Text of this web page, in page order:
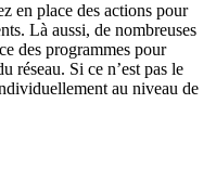
en place des actions pour
Là aussi, de nombreuses
des programmes pour
réseau. Si ce n’est pas le
au niveau de